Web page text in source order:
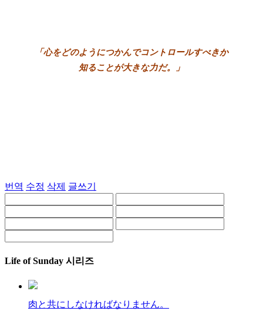
「心をどのようにつかんでコントロールすべきか
知ることが大きな力だ。」
번역 수정 삭제 글쓰기
Life of Sunday 시리즈
肉と共にしなければなりません。